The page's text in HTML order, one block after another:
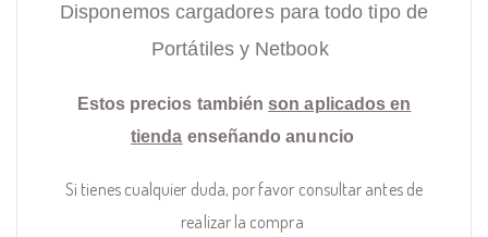
Disponemos cargadores para todo tipo de
Portátiles y Netbook
Estos precios también son aplicados en
tienda enseñando anuncio
Si tienes cualquier duda, por favor consultar antes de
realizar la compra